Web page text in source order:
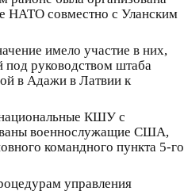
НАТО совместно с Уланским
имело участие в них,
под руководством штаба
в Адажи в Латвии к
КШУ с
военнослужащие США,
командного пункта 5-го
управления